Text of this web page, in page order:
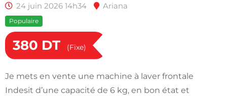
24 juin 2026 14h34 Ariana
Populaire
380 DT (Fixe)
Je mets en vente une machine à laver frontale
Indesit d’une capacité de 6 kg, en bon état et